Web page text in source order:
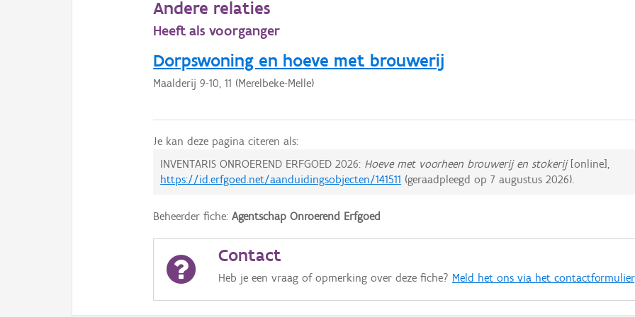
Andere relaties
Heeft als voorganger
Dorpswoning en hoeve met brouwerij
Maalderij 9-10, 11 (Merelbeke-Melle)
Je kan deze pagina citeren als:
INVENTARIS ONROEREND ERFGOED 2026: Hoeve met voorheen brouwerij en stokerij[online],
https://id.erfgoed.net/aanduidingsobjecten/141511 (geraadpleegd op7 augustus 2026).
Beheerder fiche:Agentschap Onroerend Erfgoed
Contact
Heb je een vraag of opmerking over deze fiche? Meld het ons via het contactformulier